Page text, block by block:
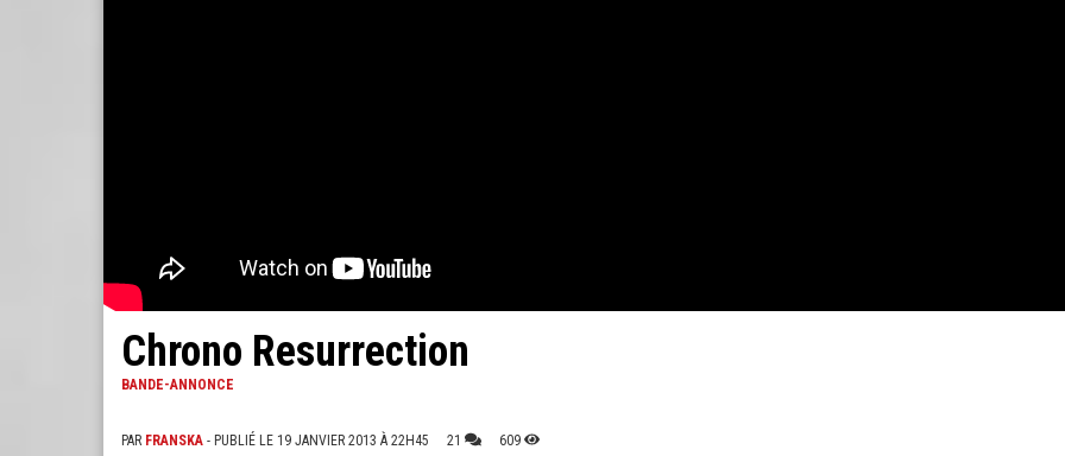
Chrono Resurrection
BANDE-ANNONCE
PAR FRANSKA - PUBLIÉ LE 19 JANVIER 2013 À 22H45 21 609